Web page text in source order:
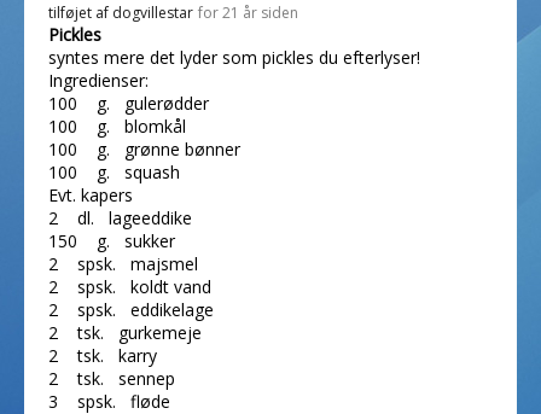
tilføjet af dogvillestar for 21 år siden
Pickles
syntes mere det lyder som pickles du efterlyser!
Ingredienser:
100 g. gulerødder
100 g. blomkål
100 g. grønne bønner
100 g. squash
Evt. kapers
2 dl. lageeddike
150 g. sukker
2 spsk. majsmel
2 spsk. koldt vand
2 spsk. eddikelage
2 tsk. gurkemeje
2 tsk. karry
2 tsk. sennep
3 spsk. fløde